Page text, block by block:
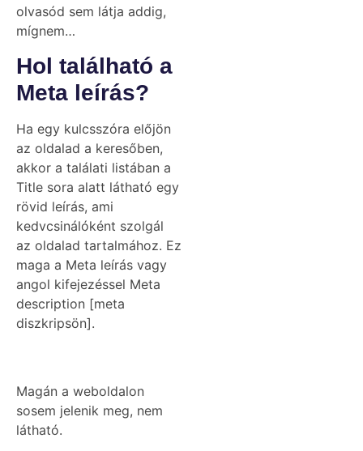
olvasód sem látja addig,
mígnem…
Hol található a
Meta leírás?
Ha egy kulcsszóra előjön
az oldalad a keresőben,
akkor a találati listában a
Title sora alatt látható egy
rövid leírás, ami
kedvcsinálóként szolgál
az oldalad tartalmához. Ez
maga a Meta leírás vagy
angol kifejezéssel Meta
description [meta
diszkripsön].
Magán a weboldalon
sosem jelenik meg, nem
látható.